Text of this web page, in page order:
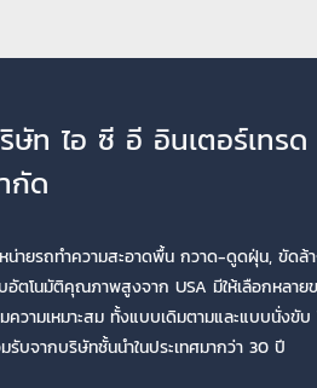
ษัท ไอ ซี อี อินเตอร์เทรด
กัด
น่ายรถทำความสะอาดพื้น กวาด-ดูดฝุ่น, ขัดล้
อัตโนมัติคุณภาพสูงจาก USA มีให้เลือกหลาย
ความเหมาะสม ทั้งแบบเดิมตามและแบบนั่งขับ
รับจากบริษัทชั้นนำในประเทศมากว่า 30 ปี